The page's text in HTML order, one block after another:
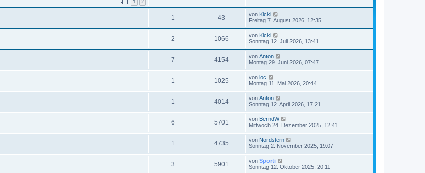
1 2
1 43 von Kicki
Freitag 7. August 2026, 12:35
2 1066 von Kicki
Sonntag 12. Juli 2026, 13:41
7 4154 von Anton
Montag 29. Juni 2026, 07:47
1 1025 von loc
Montag 11. Mai 2026, 20:44
1 4014 von Anton
Sonntag 12. April 2026, 17:21
6 5701 von BerndW
Mittwoch 24. Dezember 2025, 12:41
1 4735 von Nordstern
Sonntag 2. November 2025, 19:07
3 5901 von Sporti
Sonntag 12. Oktober 2025, 20:11